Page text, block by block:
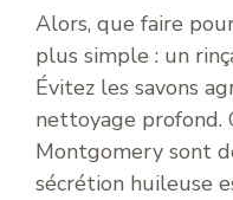
Alors, que faire
plus simple : un
Évitez les savons
nettoyage profond.
Montgomery sont
sécrétion huileuse